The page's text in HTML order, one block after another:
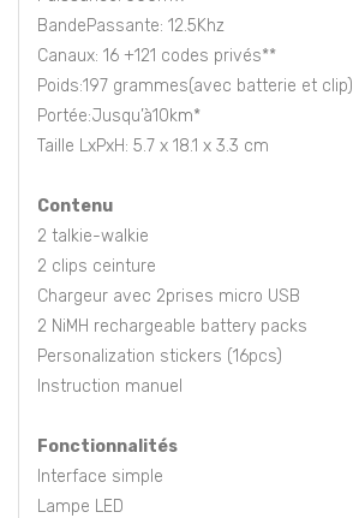
BandePassante: 12.5Khz
Canaux: 16 +121 codes privés**
Poids:197 grammes(avec batterie et clip)
Portée:Jusqu’à10km*
Taille LxPxH: 5.7 x 18.1 x 3.3 cm
Contenu
2 talkie-walkie
2 clips ceinture
Chargeur avec 2prises micro USB
2 NiMH rechargeable battery packs
Personalization stickers (16pcs)
Instruction manuel
Fonctionnalités
Interface simple
Lampe LED